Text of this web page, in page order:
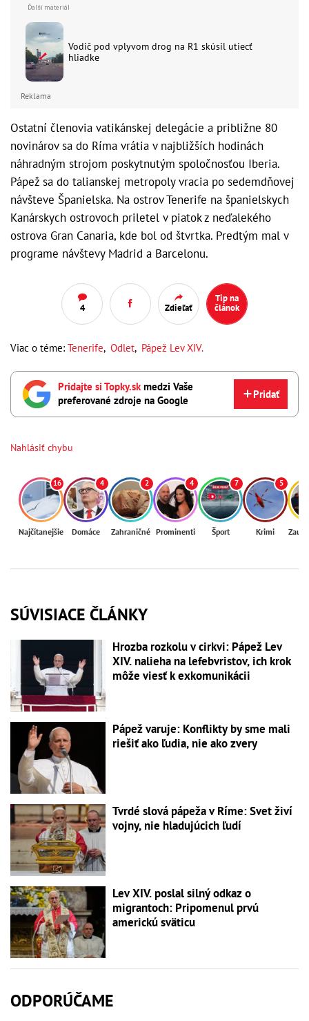
Vodič pod vplyvom drog na R1 skúsil utiecť
hliadke
Reklama
Ostatní členovia vatikánskej delegácie a približne 80
novinárov sa do Ríma vrátia v najbližších hodinách
náhradným strojom poskytnutým spoločnosťou Iberia.
Pápež sa do talianskej metropoly vracia po sedemdňovej
návšteve Španielska. Na ostrov Tenerife na španielskych
Kanárskych ostrovoch priletel v piatok z neďalekého
ostrova Gran Canaria, kde bol od štvrtka. Predtým mal v
programe návštevy Madrid a Barcelonu.
4 Zdieľať
Tip na
článok
Viac o téme: Tenerife, Odlet, Pápež Lev XIV.
Pridajte si Topky.skmedzi Vaše
preferované zdroje na Google
Pridať
Nahlásiť chybu
16
Najčítanejšie
4
Domáce
2
Zahraničné
4
Prominenti
7
Šport
5
Krimi
SÚVISIACE ČLÁNKY
Hrozba rozkolu v cirkvi: Pápež Lev
XIV. nalieha na lefebvristov, ich krok
môže viesť k exkomunikácii
Pápež varuje: Konflikty by sme mali
riešiť ako ľudia, nie ako zvery
Tvrdé slová pápeža v Ríme: Svet živí
vojny, nie hladujúcich ľudí
Lev XIV. poslal silný odkaz o
migrantoch: Pripomenul prvú
americkú sväticu
ODPORÚČAME